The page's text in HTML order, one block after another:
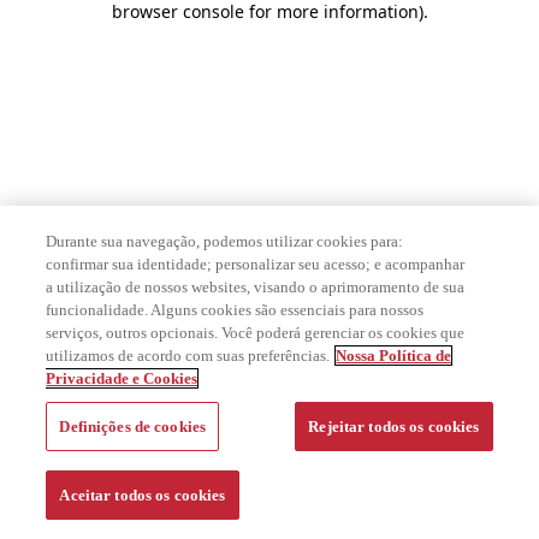
browser console for more information).
Durante sua navegação, podemos utilizar cookies para:
confirmar sua identidade; personalizar seu acesso; e acompanhar
a utilização de nossos websites, visando o aprimoramento de sua
funcionalidade. Alguns cookies são essenciais para nossos
serviços, outros opcionais. Você poderá gerenciar os cookies que
utilizamos de acordo com suas preferências. Nossa Política de
Privacidade e Cookies
Definições de cookies Rejeitar todos os cookies
Aceitar todos os cookies